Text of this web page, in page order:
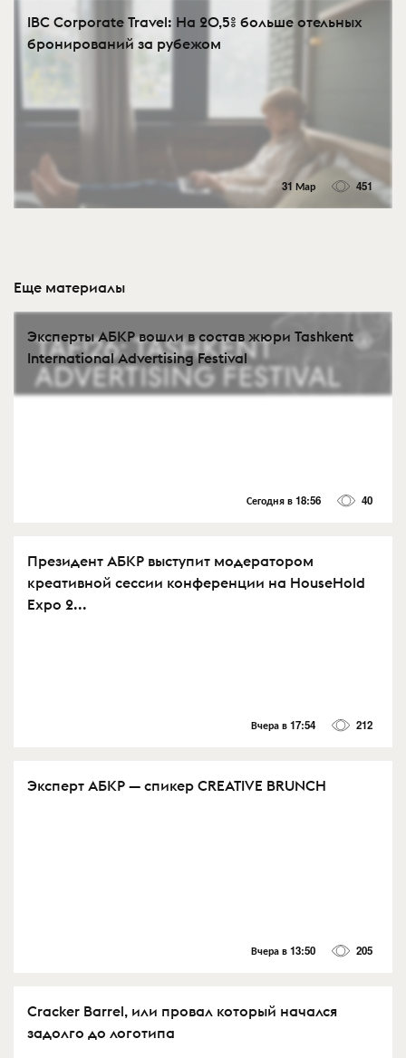
IBC Corporate Travel: На 20,5% больше отельных
бронирований за рубежом
31 Мар 451
Еще материалы
Эксперты АБКР вошли в состав жюри Tashkent
International Advertising Festival
Сегодня в 18:56 40
Президент АБКР выступит модератором
креативной сессии конференции на HouseHold
Expo 2...
Вчера в 17:54 212
Эксперт АБКР — спикер CREATIVE BRUNCH
Вчера в 13:50 205
Cracker Barrel, или провал который начался
задолго до логотипа